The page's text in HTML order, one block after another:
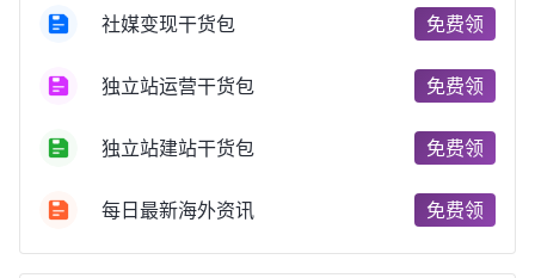
郑州跨境电商跨境电商趋势
跨境电商费用美国跨境电商
天津跨境电商东南亚跨境电商
跨境电商b2b阿里巴巴跨境电商
社媒变现干货包 免费领
独立站运营干货包 免费领
独立站建站干货包 免费领
每日最新海外资讯 免费领